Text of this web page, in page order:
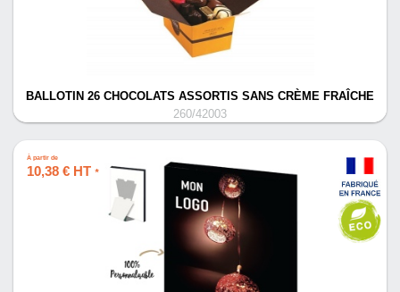
BALLOTIN 26 CHOCOLATS ASSORTIS SANS CRÈME FRAÎCHE
260/42003
À partir de
10,38 € HT *